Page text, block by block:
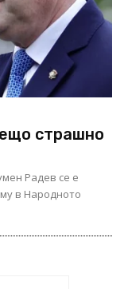
страшно
Радев се е
в Народното